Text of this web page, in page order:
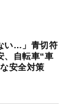
い…」青切符
、自転車“車
安全対策